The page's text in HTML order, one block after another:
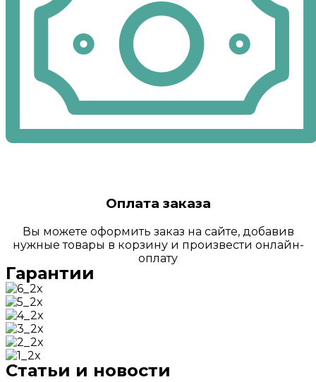
Оплата заказа
Вы можете оформить заказ на сайте, добавив
нужные товары в корзину и произвести онлайн-
оплату
Гарантии
Статьи и новости